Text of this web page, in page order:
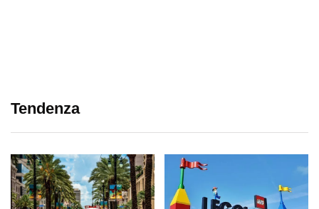
Tendenza